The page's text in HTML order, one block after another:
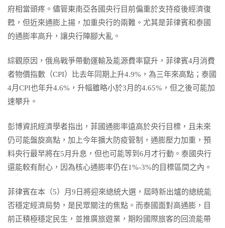
府相當頭疼。儘管東南亞各國央行目前偏重於支持疫後經濟復
甦，但近來通膨上揚，加重央行的兩難。尤其是菲律賓和泰國
的通膨率高升，讓央行陣腳大亂。
綜觀原因，俄烏戰爭帶動運輸及能源費率竄升，菲律賓4月消費
者物價指數（CPI）比去年同期上升4.9%，為三年來高點；泰國
4月CPI也年升4.6%，升幅雖略小於3月的4.65%，但之後可能加
速攀升。
彭博資訊經濟學者指出，菲國通膨率遠高於央行目標，且未來
仍可能盤旋高點，加上今年擴大防疫管制，通膨壓力加重，預
料央行最早將在5月升息，但也可能等到6月才行動。泰國央行
還能較有耐心，因為核心通膨率仍在1%-3%的目標區間之內。
菲律賓在本（5）月9日將迎來總統大選，屆時新出爐的總統能
否穩定經濟局勢，是民眾關注的焦點。而泰國面對高通膨，目
前正積極穩定民生，並推廣旅遊業，期盼國際旅客的回流能帶